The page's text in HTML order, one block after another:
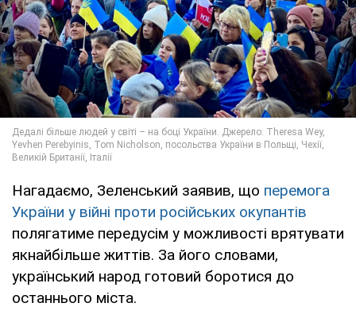
Нагадаємо, Зеленський заявив, що перемога
України у війні проти російських окупантів
полягатиме передусім у можливості врятувати
якнайбільше життів. За його словами,
український народ готовий боротися до
останнього міста.